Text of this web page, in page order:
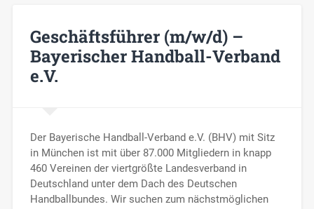
Geschäftsführer (m/w/d) –
Bayerischer Handball-Verband
e.V.
Der Bayerische Handball-Verband e.V. (BHV) mit Sitz
in München ist mit über 87.000 Mitgliedern in knapp
460 Vereinen der viertgrößte Landesverband in
Deutschland unter dem Dach des Deutschen
Handballbundes. Wir suchen zum nächstmöglichen